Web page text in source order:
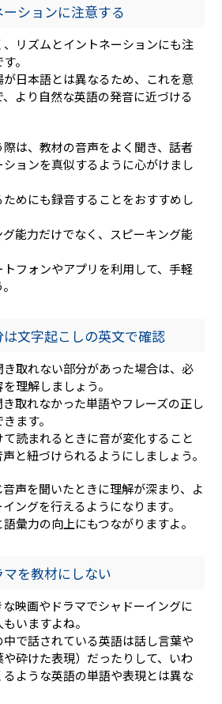
ションに注意する
リズムとイントネーションにも注
。
日本語とは異なるため、これを意
より自然な英語の発音に近づける
は、教材の音声をよく聞き、話者
ョンを真似するように心がけまし
めにも録音することをおすすめし
能力だけでなく、スピーキング能
フォンやアプリを利用して、手軽
文字起こしの英文で確認
取れない部分があった場合は、必
理解しましょう。
取れなかった単語やフレーズの正し
ます。
読まれるときに音が変化すること
と紐づけられるようにしましょう。
声を聞いたときに理解が深まり、よ
ングを行えるようになります。
彙力の向上にもつながりますよ。
を教材にしない
映画やドラマでシャドーイングに
いますよね。
で話されている英語は話し言葉や
砕けた表現）だったりして、いわ
ような英語の単語や表現とは異な